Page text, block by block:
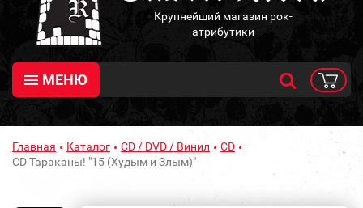
Крупнейший магазин рок-
атрибутики
МЕНЮ
Главная Каталог CD / DVD / Винил
CD
CD Тараканы! "15 (Худым и Злым)"